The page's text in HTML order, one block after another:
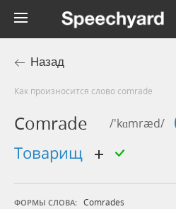
Назад
Как произносится слово comrade
Comrade /'kɑmræd/
товарищ
ФОРМЫ СЛОВА: Comrades